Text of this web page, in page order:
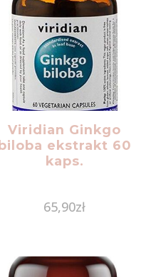
Viridian Ginkgo
biloba ekstrakt 60
kaps.
65,90zł